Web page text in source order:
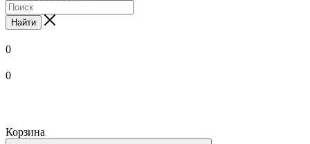
Найти
0
0
Корзина